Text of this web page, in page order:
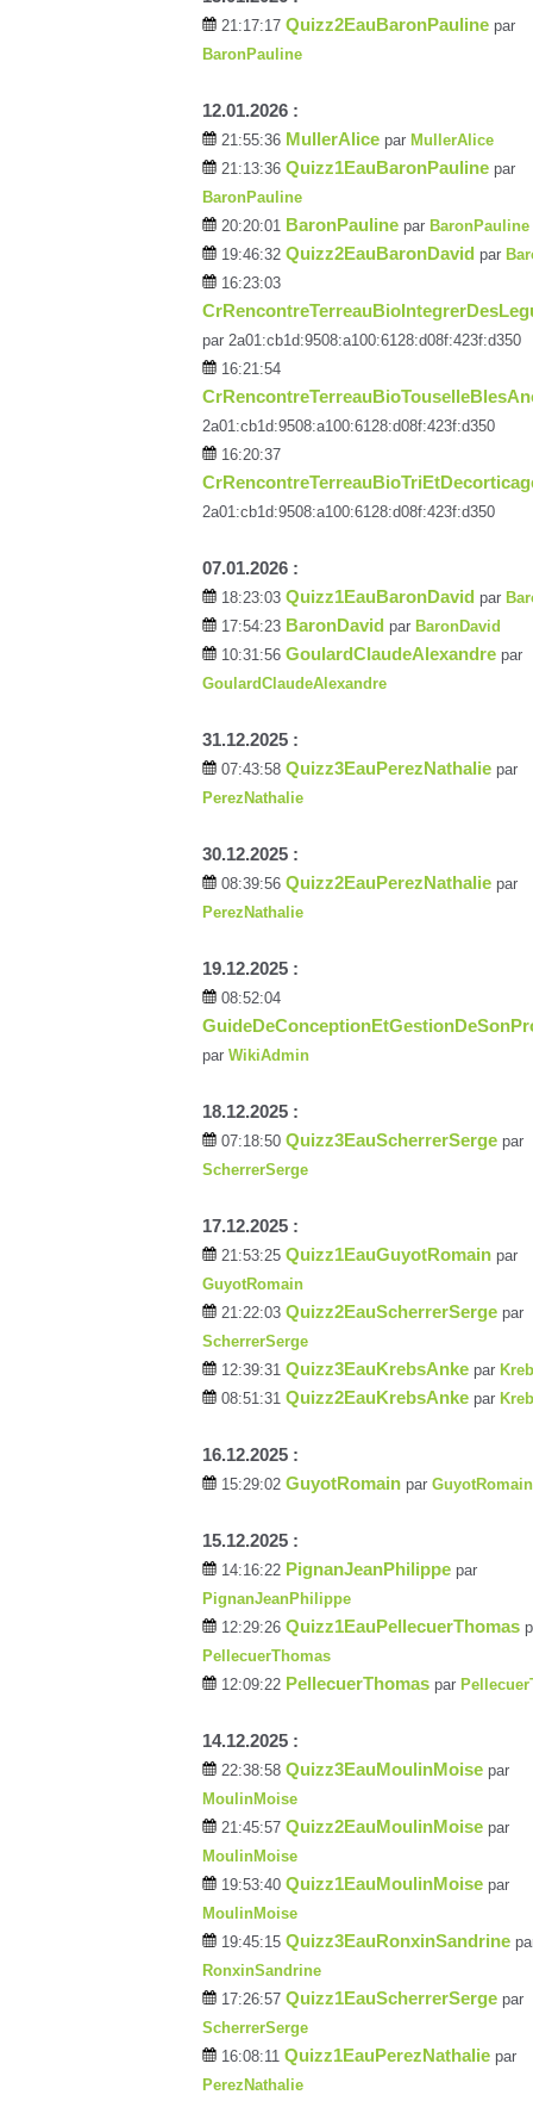
21:17:17 Quizz2EauBaronPauline par
BaronPauline
12.01.2026 :
21:55:36 MullerAlice par MullerAlice
21:13:36 Quizz1EauBaronPauline par
BaronPauline
20:20:01 BaronPauline par BaronPauline
19:46:32 Quizz2EauBaronDavid par
16:23:03
par 2a01:cb1d:9508:a100:6128:d08f:423f:d350
16:21:54
2a01:cb1d:9508:a100:6128:d08f:423f:d350
16:20:37
2a01:cb1d:9508:a100:6128:d08f:423f:d350
07.01.2026 :
18:23:03 Quizz1EauBaronDavid par
17:54:23 BaronDavid par BaronDavid
10:31:56 GoulardClaudeAlexandre par
GoulardClaudeAlexandre
31.12.2025 :
07:43:58 Quizz3EauPerezNathalie par
PerezNathalie
30.12.2025 :
08:39:56 Quizz2EauPerezNathalie par
PerezNathalie
19.12.2025 :
08:52:04
par WikiAdmin
18.12.2025 :
07:18:50 Quizz3EauScherrerSerge par
ScherrerSerge
17.12.2025 :
21:53:25 Quizz1EauGuyotRomain par
GuyotRomain
21:22:03 Quizz2EauScherrerSerge par
ScherrerSerge
12:39:31 Quizz3EauKrebsAnke par
08:51:31 Quizz2EauKrebsAnke par
16.12.2025 :
15:29:02 GuyotRomain par GuyotRomain
15.12.2025 :
14:16:22 PignanJeanPhilippe par
PignanJeanPhilippe
12:29:26 Quizz1EauPellecuerThomas
PellecuerThomas
12:09:22 PellecuerThomas par
14.12.2025 :
22:38:58 Quizz3EauMoulinMoise par
MoulinMoise
21:45:57 Quizz2EauMoulinMoise par
MoulinMoise
19:53:40 Quizz1EauMoulinMoise par
MoulinMoise
19:45:15 Quizz3EauRonxinSandrine
RonxinSandrine
17:26:57 Quizz1EauScherrerSerge par
ScherrerSerge
16:08:11 Quizz1EauPerezNathalie par
PerezNathalie